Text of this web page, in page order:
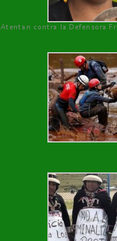
Atentan contra la Defensora